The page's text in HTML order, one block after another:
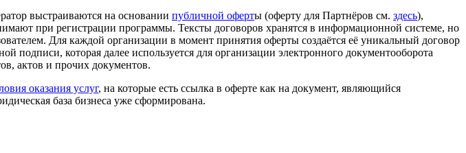
выстраиваются на основании публичной оферты (оферту для Партнёров см. здесь),
при регистрации программы. Тексты договоров хранятся в информационной системе, но
Для каждой организации в момент принятия оферты создаётся её уникальный договор
подписи, которая далее используется для организации электронного документооборота
актов и прочих документов.
оказания услуг, на которые есть ссылка в оферте как на документ, являющийся
база бизнеса уже сформирована.